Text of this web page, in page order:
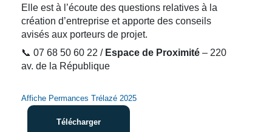
Elle est à l’écoute des questions relatives à la
création d’entreprise et apporte des conseils
avisés aux porteurs de projet.
📞 07 68 50 60 22 / Espace de Proximité – 220
av. de la République
Affiche Permances Trélazé 2025
Télécharger